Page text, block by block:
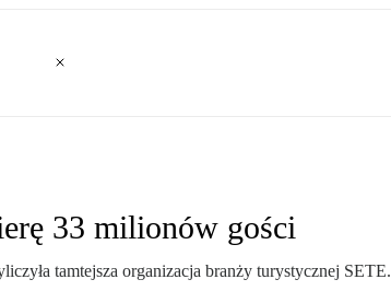
33 milionów gości
tamtejsza organizacja branży turystycznej SETE.